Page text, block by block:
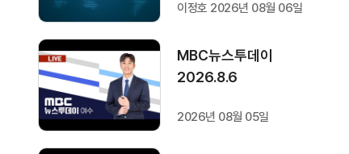
질환자 212명
이정호 2026년 08월 06일
MBC뉴스투데이
2026.8.6
2026년 08월 05일